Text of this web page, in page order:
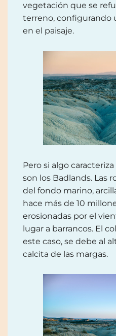
vegetación que se
terreno, configurando
en el paisaje.
Pero si algo
son los Badlands. Las
del fondo marino,
hace más de 10
erosionadas por el
lugar a barrancos. El
este caso, se debe al
calcita de las margas.